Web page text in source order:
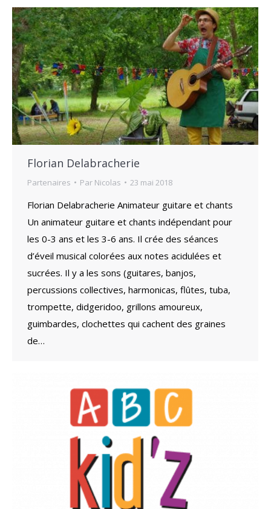
Florian Delabracherie
Partenaires Par Nicolas 23 mai 2018
Florian Delabracherie Animateur guitare et chants
Un animateur guitare et chants indépendant pour
les 0-3 ans et les 3-6 ans. Il crée des séances
d’éveil musical colorées aux notes acidulées et
sucrées. Il y a les sons (guitares, banjos,
percussions collectives, harmonicas, flûtes, tuba,
trompette, didgeridoo, grillons amoureux,
guimbardes, clochettes qui cachent des graines
de…